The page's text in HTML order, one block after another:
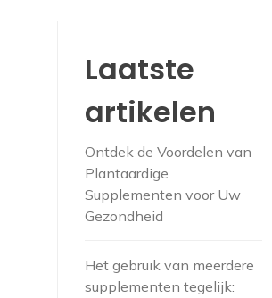
Laatste
artikelen
Ontdek de Voordelen van
Plantaardige
Supplementen voor Uw
Gezondheid
Het gebruik van meerdere
supplementen tegelijk: